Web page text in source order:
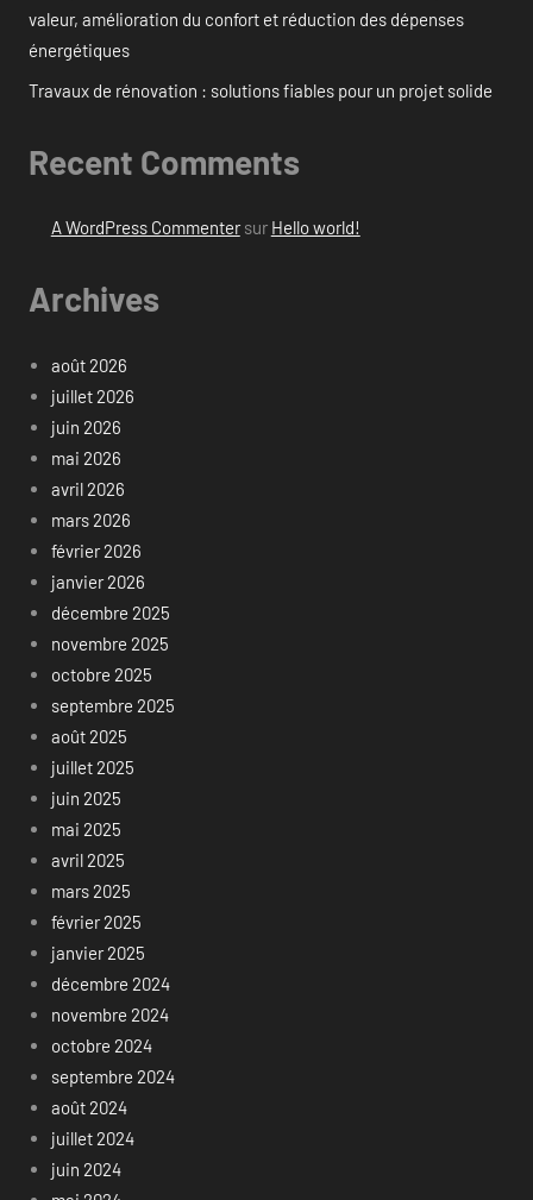
valeur, amélioration du confort et réduction des dépenses
énergétiques
Travaux de rénovation : solutions fiables pour un projet solide
Recent Comments
A WordPress Commentersur Hello world!
Archives
août 2026
juillet 2026
juin 2026
mai 2026
avril 2026
mars 2026
février 2026
janvier 2026
décembre 2025
novembre 2025
octobre 2025
septembre 2025
août 2025
juillet 2025
juin 2025
mai 2025
avril 2025
mars 2025
février 2025
janvier 2025
décembre 2024
novembre 2024
octobre 2024
septembre 2024
août 2024
juillet 2024
juin 2024